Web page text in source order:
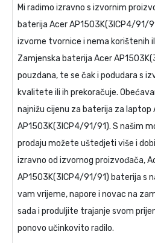
Mi radimo izravno s izvornim
baterija Acer AP1503K(3ICP4/91/
izvorne tvornice i nema korištenih
Zamjenska baterija Acer
pouzdana, te se čak i podudara s
kvalitete ili ih prekoračuje.
najnižu cijenu za baterija za laptop
AP1503K(3ICP4/91/91). S našim
prodaju možete uštedjeti više i
izravno od izvornog proizvođača,
AP1503K(3ICP4/91/91) baterija s
vam vrijeme, napore i novac na
sada i produljite trajanje svom
ponovo učinkovito radilo.